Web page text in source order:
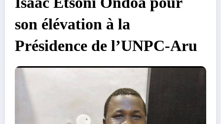
son élévation à la
Présidence de l’UNPC-Aru